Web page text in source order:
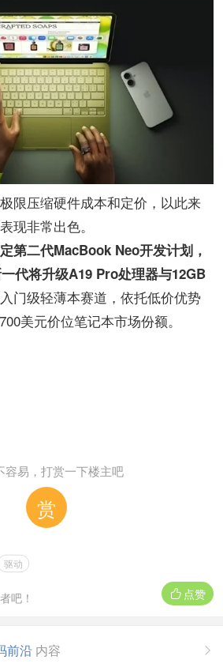
限压缩硬件成本和定价，以此来
现非常出色。
第二代MacBook Neo开发计划，
代将升级A19 Pro处理器与12GB
门级轻薄本赛道，依托低价优势
美元价位笔记本市场份额。
容易，打赏一下楼主吧
赏
驱动
 点赞
吧！

前沿 内容